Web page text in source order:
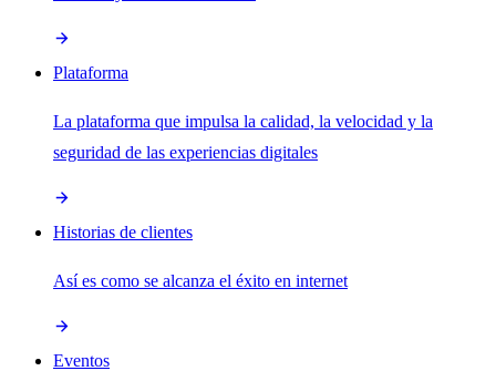
Plataforma
La plataforma que impulsa la calidad, la velocidad y la
seguridad de las experiencias digitales
Historias de clientes
Así es como se alcanza el éxito en internet
Eventos